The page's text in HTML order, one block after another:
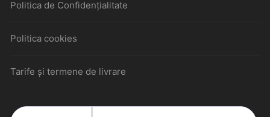
Politica de Confidențialitate
Politica cookies
Tarife și termene de livrare